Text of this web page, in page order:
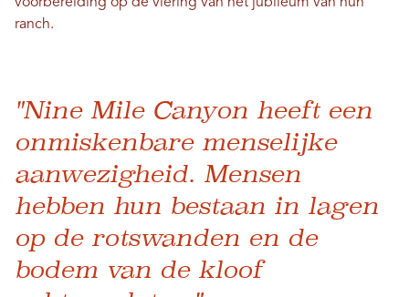
voorbereiding op de viering van het jubileum van hun
ranch.
"Nine Mile Canyon heeft een
onmiskenbare menselijke
aanwezigheid. Mensen
hebben hun bestaan ​​in lagen
op de rotswanden en de
bodem van de kloof